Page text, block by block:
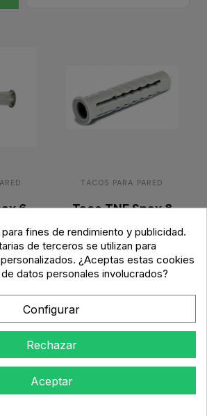
6
TACOS PARA PARED
Taco TNE Spax 8
8,77 €
carrito
fines de rendimiento y publicidad.
de terceros se utilizan para
¿Aceptas estas cookies
datos personales involucrados?
Configurar
Rechazar
Aceptar